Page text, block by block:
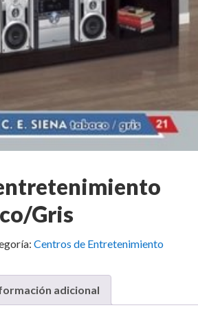
Gris
Centros de Entretenimiento
adicional